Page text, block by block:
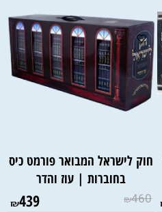
חוק לישראל המבואר פורמט כיס
בחוברות | עוז והדר
₪460
₪439